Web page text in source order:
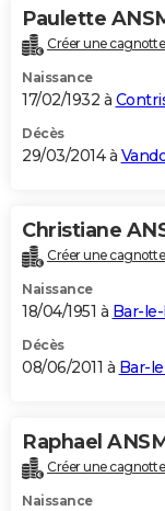
Paulette
Créer une
Naissance
17/02/1932 à
Décès
29/03/2014 à
Christiane
Créer une
Naissance
18/04/1951 à Bar-
Décès
08/06/2011 à Bar-
Raphael
Créer une
Naissance